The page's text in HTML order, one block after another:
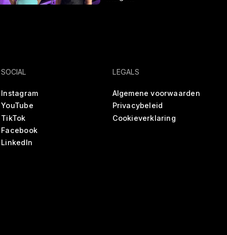
SOCIAL
Instagram
YouTube
TikTok
Facebook
LinkedIn
LEGALS
Algemene voorwaarden
Privacybeleid
Cookieverklaring